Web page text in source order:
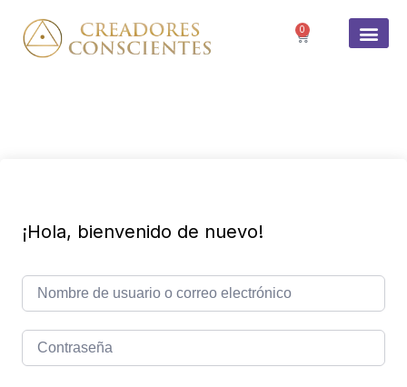
0
¡Hola, bienvenido de nuevo!